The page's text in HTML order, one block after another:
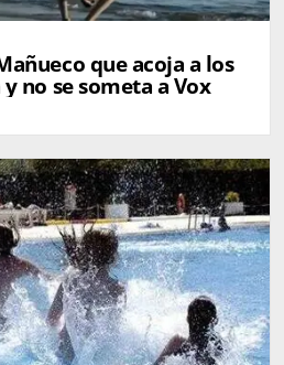
que acoja a los
no se someta a Vox